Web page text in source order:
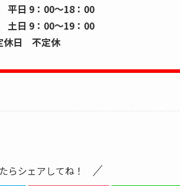
日 9：00～18：00
00～19：00
休日 不定休
らシェアしてね！